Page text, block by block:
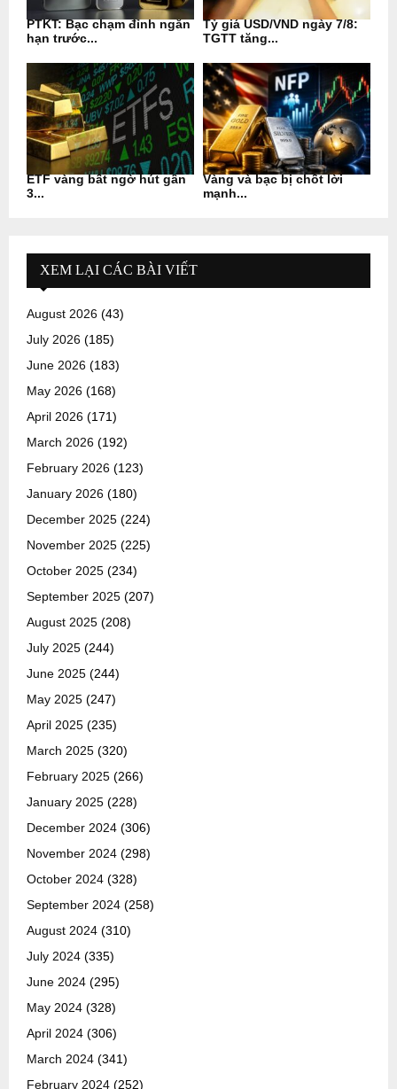
PTKT: Bạc chạm đỉnh ngắn
hạn trước...
Tỷ giá USD/VND ngày 7/8:
TGTT tăng...
ETF vàng bất ngờ hút gần
3...
Vàng và bạc bị chốt lời
mạnh...
XEM LẠI CÁC BÀI VIẾT
August 2026 (43)
July 2026 (185)
June 2026 (183)
May 2026 (168)
April 2026 (171)
March 2026 (192)
February 2026 (123)
January 2026 (180)
December 2025 (224)
November 2025 (225)
October 2025 (234)
September 2025 (207)
August 2025 (208)
July 2025 (244)
June 2025 (244)
May 2025 (247)
April 2025 (235)
March 2025 (320)
February 2025 (266)
January 2025 (228)
December 2024 (306)
November 2024 (298)
October 2024 (328)
September 2024 (258)
August 2024 (310)
July 2024 (335)
June 2024 (295)
May 2024 (328)
April 2024 (306)
March 2024 (341)
February 2024 (252)